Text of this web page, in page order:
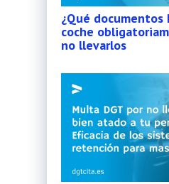
¿Qué
coche
no llevarlos